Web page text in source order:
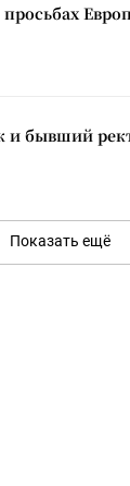
и бывший
Показать ещё